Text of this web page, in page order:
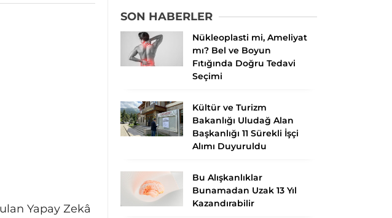
Yapay Zekâ
SON HABERLER
Nükleoplasti mi, Ameliyat
mı? Bel ve Boyun
Fıtığında Doğru Tedavi
Seçimi
Kültür ve Turizm
Bakanlığı Uludağ Alan
Başkanlığı 11 Sürekli İşçi
Alımı Duyuruldu
Bu Alışkanlıklar
Bunamadan Uzak 13 Yıl
Kazandırabilir